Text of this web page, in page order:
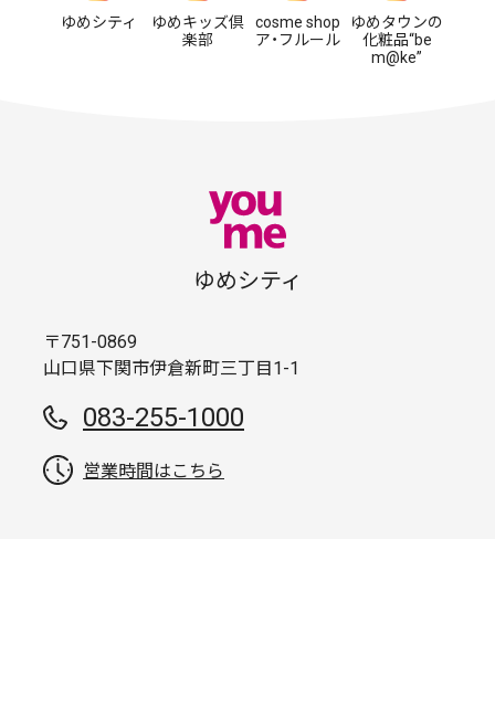
ゆめシティ
ゆめキッズ倶
楽部
cosme shop
ア・フルール
ゆめタウンの
化粧品“be
m@ke”
ゆめシティ
〒751-0869
山口県下関市伊倉新町三丁目1-1
083-255-1000
営業時間はこちら